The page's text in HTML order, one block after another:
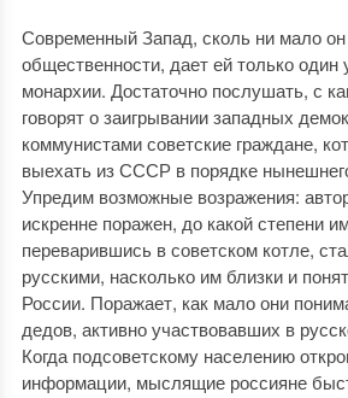
Современный Запад, сколь ни мало он
общественности, дает ей только один
монархии. Достаточно послушать, с
говорят о заигрывании западных
коммунистами советские граждане,
выехать из СССР в порядке
Упредим возможные возражения:
искренне поражен, до какой степени
переварившись в советском котле,
русскими, насколько им близки и
России. Поражает, как мало они
дедов, активно участвовавших в
Когда подсоветскому населению
информации, мыслящие россияне